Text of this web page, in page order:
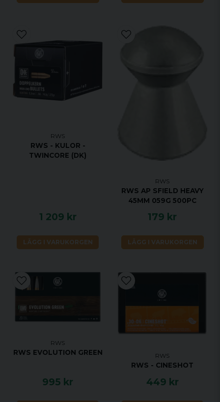
RWS
RWS - KULOR -
TWINCORE (DK)
1 209 kr
LÄGG I VARUKORGEN
RWS
RWS AP SFIELD HEAVY
45MM 059G 500PC
179 kr
LÄGG I VARUKORGEN
RWS
RWS EVOLUTION GREEN
995 kr
RWS
RWS - CINESHOT
449 kr